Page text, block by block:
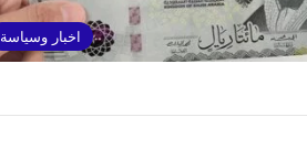
اخبار وسياسة